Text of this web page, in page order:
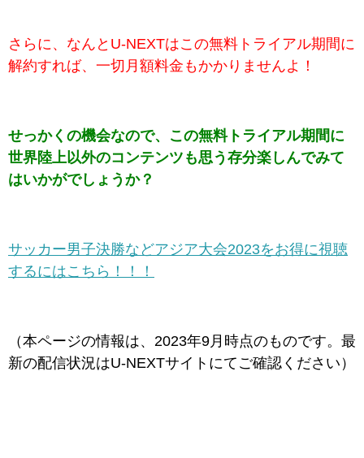
さらに、なんとU-NEXTはこの無料トライアル期間に
解約すれば、一切月額料金もかかりませんよ！
せっかくの機会なので、この無料トライアル期間に
世界陸上以外のコンテンツも思う存分楽しんでみて
はいかがでしょうか？
サッカー男子決勝などアジア大会2023をお得に視聴
するにはこちら！！！
（本ページの情報は、2023年9月時点のものです。最
新の配信状況はU-NEXTサイトにて ご確認ください）